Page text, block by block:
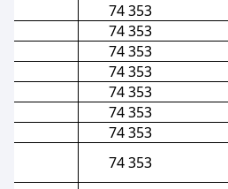
74 353
74 353
74 353
74 353
74 353
74 353
74 353
74 353